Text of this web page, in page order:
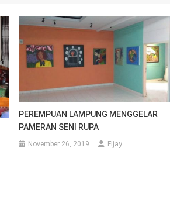
PEREMPUAN LAMPUNG MENGGELAR
PAMERAN SENI RUPA
November 26, 2019 Fijay